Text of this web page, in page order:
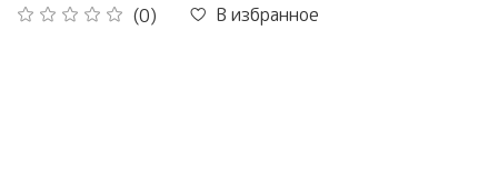
(0) В избранное